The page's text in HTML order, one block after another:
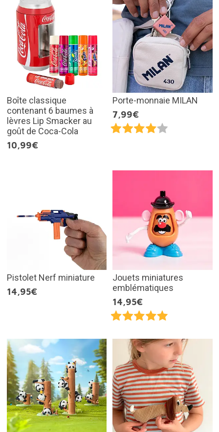
Boîte classique
contenant 6 baumes à
lèvres Lip Smacker au
goût de Coca-Cola
10,99€
Porte-monnaie MILAN
7,99€
Pistolet Nerf miniature
14,95€
Jouets miniatures
emblématiques
14,95€